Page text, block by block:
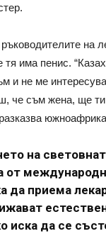
на
тя има пенис.
и не ме
че съм жена, ще ти
на
от
да приема
иска да се